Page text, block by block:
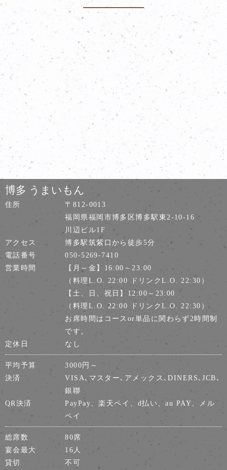
博多 うまいもん
住所
〒812-0013
福岡県福岡市博多区博多駅東2-10-16
川辺ビル1F
アクセス
博多駅筑紫口から徒歩5分
電話番号
050-5269-7410
営業時間
【月～金】16:00～23:00
（料理L.O. 22:00 ドリンクL.O. 22:30）
【土、日、祝日】12:00～23:00
（料理L.O. 22:00 ドリンクL.O. 22:30）
お席時間はコースor単品に関わらず2時間制
です。
定休日
なし
平均予算
3000円～
決済
VISA､マスター､アメックス､DINERS､JCB､
銀聯
QR決済
PayPay、楽天ペイ、d払い、au PAY、メル
ペイ
総席数
80席
宴会最大
16人
貸切
不可